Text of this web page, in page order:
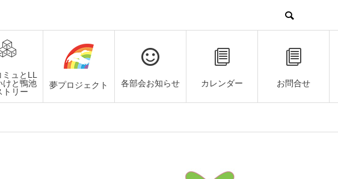
ュとLL
けと鴨池
トリー
夢プロジェクト 各部会お知らせ カレンダー お問合せ